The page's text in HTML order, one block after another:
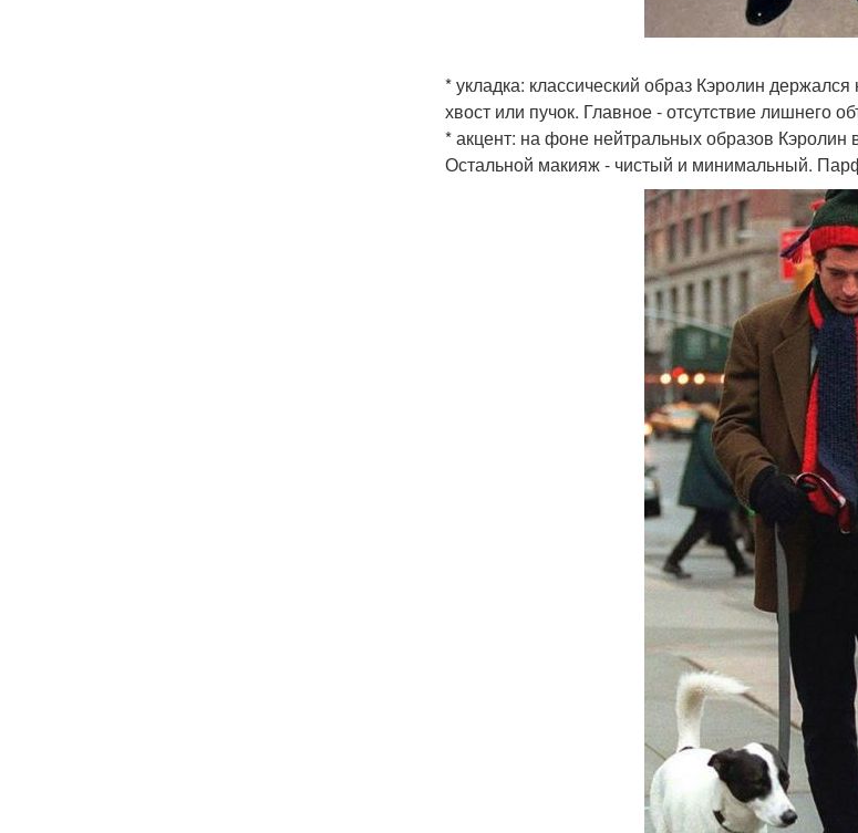
* укладка: классический образ Кэролин
хвост или пучок. Главное - отсутствие лишнего
* акцент: на фоне нейтральных образов
Остальной макияж - чистый и минимальный.